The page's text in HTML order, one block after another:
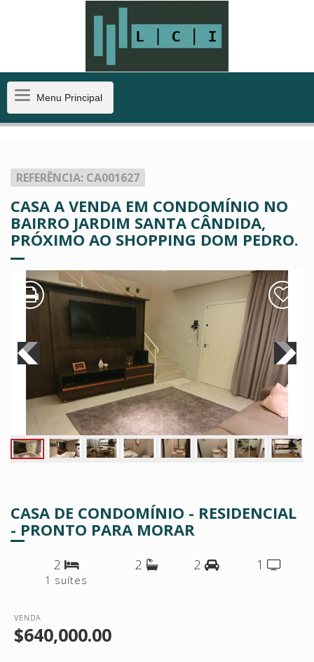
MenuMenu Principal
REFERÊNCIA: CA001627
CASA A VENDA EM CONDOMÍNIO NO
BAIRRO JARDIM SANTA CÂNDIDA,
PRÓXIMO AO SHOPPING DOM PEDRO.
CASA DE CONDOMÍNIO - RESIDENCIAL
- PRONTO PARA MORAR
2
1 suítes
2 2 1
VENDA
$640,000.00